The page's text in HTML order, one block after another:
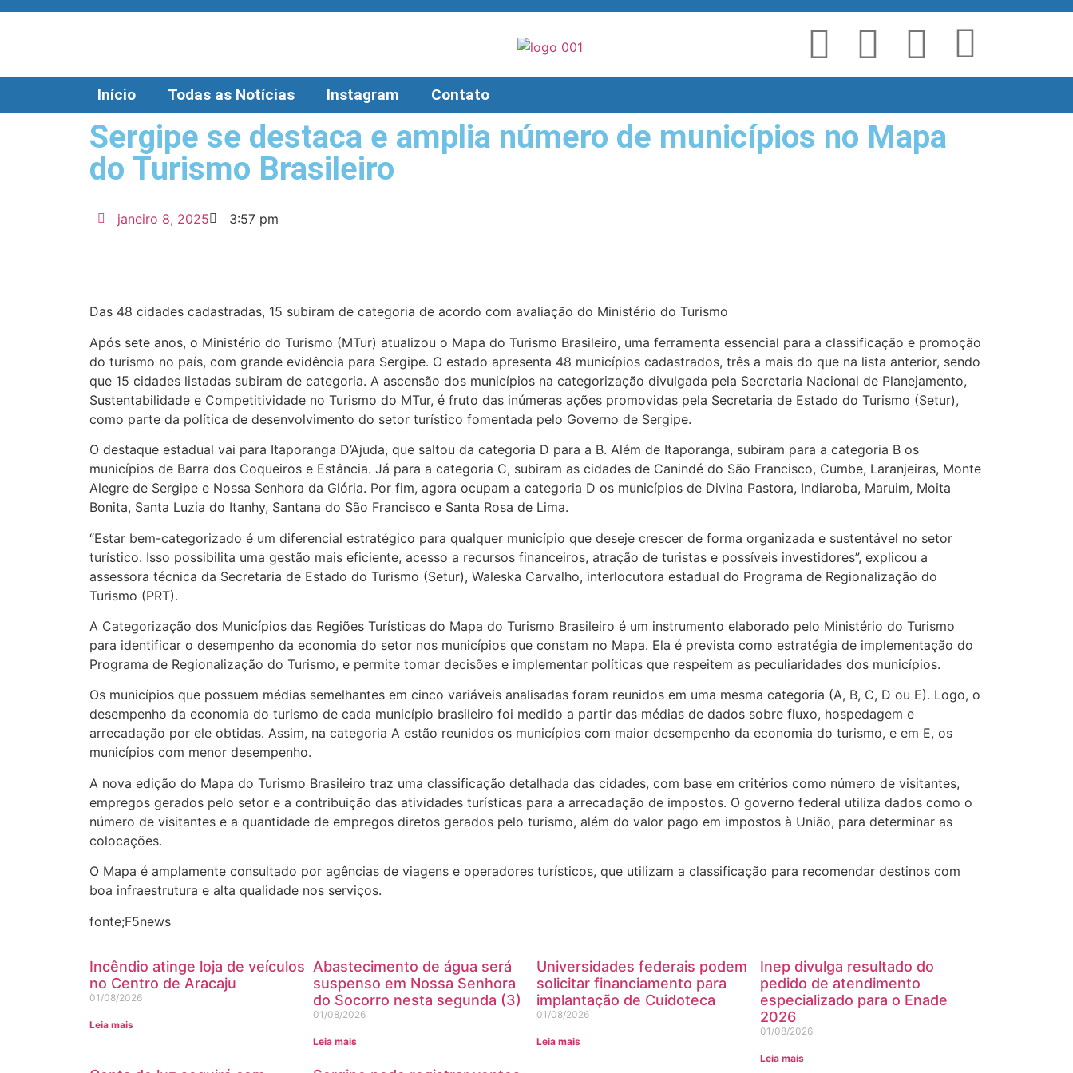
Início Todas as Notícias Instagram Contato
Sergipe se destaca e amplia número de municípios no Mapa
do Turismo Brasileiro
janeiro 8, 2025 3:57 pm
Das 48 cidades cadastradas, 15 subiram de categoria de acordo com avaliação do Ministério do Turismo
Após sete anos, o Ministério do Turismo (MTur) atualizou o Mapa do Turismo Brasileiro, uma ferramenta essencial para a classificação e promoção
do turismo no país, com grande evidência para Sergipe. O estado apresenta 48 municípios cadastrados, três a mais do que na lista anterior, sendo
que 15 cidades listadas subiram de categoria. A ascensão dos municípios na categorização divulgada pela Secretaria Nacional de Planejamento,
Sustentabilidade e Competitividade no Turismo do MTur, é fruto das inúmeras ações promovidas pela Secretaria de Estado do Turismo (Setur),
como parte da política de desenvolvimento do setor turístico fomentada pelo Governo de Sergipe.
O destaque estadual vai para Itaporanga D’Ajuda, que saltou da categoria D para a B. Além de Itaporanga, subiram para a categoria B os
municípios de Barra dos Coqueiros e Estância. Já para a categoria C, subiram as cidades de Canindé do São Francisco, Cumbe, Laranjeiras, Monte
Alegre de Sergipe e Nossa Senhora da Glória. Por fim, agora ocupam a categoria D os municípios de Divina Pastora, Indiaroba, Maruim, Moita
Bonita, Santa Luzia do Itanhy, Santana do São Francisco e Santa Rosa de Lima.
“Estar bem-categorizado é um diferencial estratégico para qualquer município que deseje crescer de forma organizada e sustentável no setor
turístico. Isso possibilita uma gestão mais eficiente, acesso a recursos financeiros, atração de turistas e possíveis investidores”, explicou a
assessora técnica da Secretaria de Estado do Turismo (Setur), Waleska Carvalho, interlocutora estadual do Programa de Regionalização do
Turismo (PRT).
A Categorização dos Municípios das Regiões Turísticas do Mapa do Turismo Brasileiro é um instrumento elaborado pelo Ministério do Turismo
para identificar o desempenho da economia do setor nos municípios que constam no Mapa. Ela é prevista como estratégia de implementação do
Programa de Regionalização do Turismo, e permite tomar decisões e implementar políticas que respeitem as peculiaridades dos municípios.
Os municípios que possuem médias semelhantes em cinco variáveis analisadas foram reunidos em uma mesma categoria (A, B, C, D ou E). Logo, o
desempenho da economia do turismo de cada município brasileiro foi medido a partir das médias de dados sobre fluxo, hospedagem e
arrecadação por ele obtidas. Assim, na categoria A estão reunidos os municípios com maior desempenho da economia do turismo, e em E, os
municípios com menor desempenho.
A nova edição do Mapa do Turismo Brasileiro traz uma classificação detalhada das cidades, com base em critérios como número de visitantes,
empregos gerados pelo setor e a contribuição das atividades turísticas para a arrecadação de impostos. O governo federal utiliza dados como o
número de visitantes e a quantidade de empregos diretos gerados pelo turismo, além do valor pago em impostos à União, para determinar as
colocações.
O Mapa é amplamente consultado por agências de viagens e operadores turísticos, que utilizam a classificação para recomendar destinos com
boa infraestrutura e alta qualidade nos serviços.
fonte;F5news
Incêndio atinge loja de veículos
no Centro de Aracaju
01/08/2026
Leia mais
Abastecimento de água será
suspenso em Nossa Senhora
do Socorro nesta segunda (3)
01/08/2026
Leia mais
Universidades federais podem
solicitar financiamento para
implantação de Cuidoteca
01/08/2026
Leia mais
Inep divulga resultado do
pedido de atendimento
especializado para o Enade
2026
01/08/2026
Leia mais